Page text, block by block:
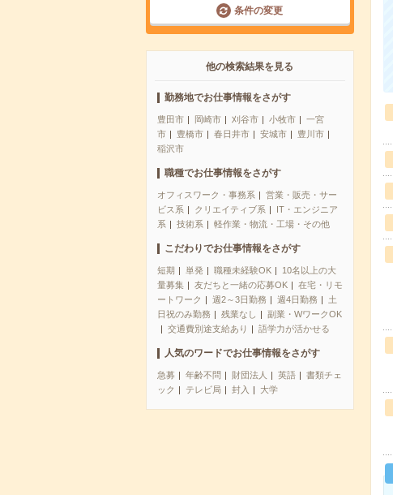
条件の変更
他の検索結果を見る
勤務地でお仕事情報をさがす
豊田市 岡崎市 刈谷市 小牧市
一宮
市
豊橋市 春日井市 安城市
豊川市
稲沢市
職種でお仕事情報をさがす
オフィスワーク・事務系
営業・販売・サー
ビス系
クリエイティブ系
IT・エンジニア
系
技術系 軽作業・物流・工場・その他
こだわりでお仕事情報をさがす
短期 単発 職種未経験OK
10名以上の大
量募集
友だちと一緒の応募OK
在宅・リモ
ートワーク
週2～3日勤務 週4日勤務
土
日祝のみ勤務
残業なし
副業・WワークOK
交通費別途支給あり
語学力が活かせる
人気のワードでお仕事情報をさがす
急募 年齢不問 財団法人 英語
書類チェ
ック
テレビ局 封入 大学